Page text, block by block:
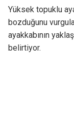
Yüksek topuklu
bozduğunu
ayakkabının
belirtiyor.